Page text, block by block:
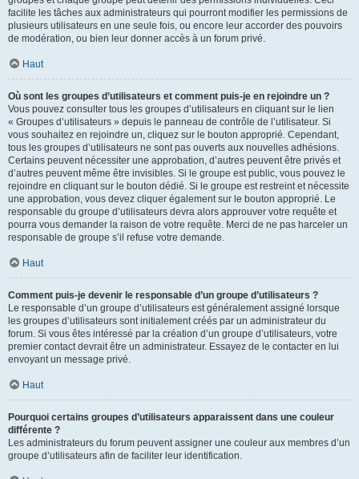
facilite les tâches aux administrateurs qui pourront modifier les permissions de
plusieurs utilisateurs en une seule fois, ou encore leur accorder des pouvoirs
de modération, ou bien leur donner accès à un forum privé.
Haut
Où sont les groupes d’utilisateurs et comment puis-je en rejoindre un ?
Vous pouvez consulter tous les groupes d’utilisateurs en cliquant sur le lien
« Groupes d’utilisateurs » depuis le panneau de contrôle de l’utilisateur. Si
vous souhaitez en rejoindre un, cliquez sur le bouton approprié. Cependant,
tous les groupes d’utilisateurs ne sont pas ouverts aux nouvelles adhésions.
Certains peuvent nécessiter une approbation, d’autres peuvent être privés et
d’autres peuvent même être invisibles. Si le groupe est public, vous pouvez le
rejoindre en cliquant sur le bouton dédié. Si le groupe est restreint et nécessite
une approbation, vous devez cliquer également sur le bouton approprié. Le
responsable du groupe d’utilisateurs devra alors approuver votre requête et
pourra vous demander la raison de votre requête. Merci de ne pas harceler un
responsable de groupe s’il refuse votre demande.
Haut
Comment puis-je devenir le responsable d’un groupe d’utilisateurs ?
Le responsable d’un groupe d’utilisateurs est généralement assigné lorsque
les groupes d’utilisateurs sont initialement créés par un administrateur du
forum. Si vous êtes intéressé par la création d’un groupe d’utilisateurs, votre
premier contact devrait être un administrateur. Essayez de le contacter en lui
envoyant un message privé.
Haut
Pourquoi certains groupes d’utilisateurs apparaissent dans une couleur
différente ?
Les administrateurs du forum peuvent assigner une couleur aux membres d’un
groupe d’utilisateurs afin de faciliter leur identification.